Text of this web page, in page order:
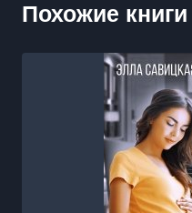
Похожие книги